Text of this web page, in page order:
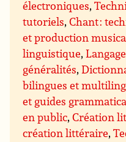
électroniques,
tutoriels,Chant :
et production
linguistique,
généralités,
bilingues et
et guides
en public,Création
création littéraire,